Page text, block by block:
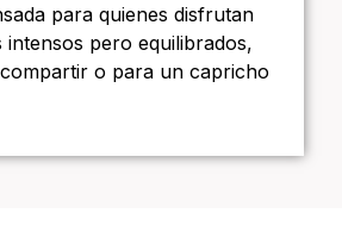
para quienes disfrutan
intensos pero equilibrados,
o para un capricho